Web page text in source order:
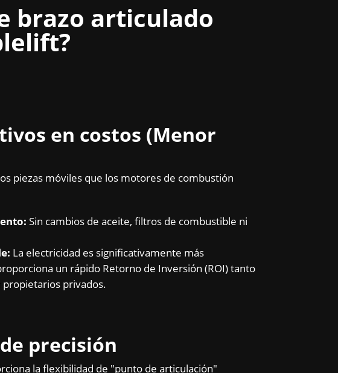
brazo articulado
en costos (Menor
piezas móviles que los motores de combustión
Sin cambios de aceite, filtros de combustible ni
La electricidad es significativamente más
un rápido Retorno de Inversión (ROI) tanto
privados.
precisión
la flexibilidad de "punto de articulación"